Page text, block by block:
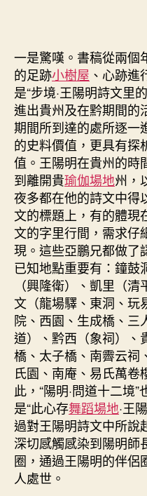
一是驚嘆。書稿從兩個
的足跡小樹屋 、心跡
是“步境·王陽明詩文里
進出貴州及在黔期間的
期間所到達的處所逐一
的史料價值，更具有探
值。王陽明在貴州的時
到離開貴瑜伽場地州，
夜多都在他的詩文中得
文的標題上，有的體現
文的字里行間，需求仔
現。這些亞鵬兄都做了
已知地點重要有：鐘鼓
（興隆衛）、凱里（
文（龍場驛、東洞、玩
院、西園、生成橋、三
道）、黔西（象祠）、
橋、太子橋、南霽云祠
氏園、南庵、易氏萬卷
此，“陽明·問道十二境
是“此心存舞蹈場地·王
過對王陽明詩文中所說
深切感觸感染到陽明師
圈，通過王陽明的伴侶
人處世。